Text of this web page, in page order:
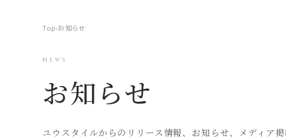
Top›お知らせ
NEWS
お知らせ
ユウスタイルからのリリース情報、お知らせ、メディア掲